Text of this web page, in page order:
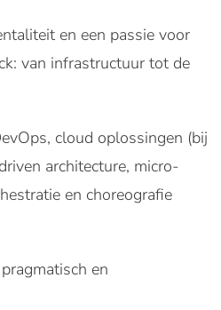
en een passie voor
van infrastructuur tot de
cloud oplossingen (bij
architecture, micro-
en choreografie
en